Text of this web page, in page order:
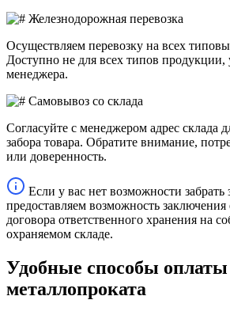
Железнодорожная перевозка
Осуществляем перевозку на всех
Доступно не для всех типов продукции,
менеджера.
Самовывоз со склада
Согласуйте с менеджером адрес склада
забора товара. Обратите внимание,
или доверенность.
Если у вас нет возможности забрать
предоставляем возможность
договора ответственного хранения на
охраняемом складе.
Удобные способы
металлопроката